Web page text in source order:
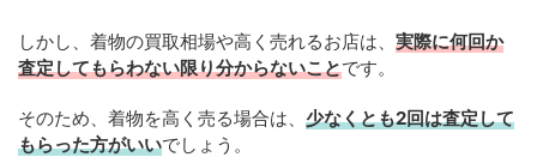
しかし、着物の買取相場や高く売れるお店は、 実際に何回か
査定してもらわない限り分からないことです。
そのため、着物を高く売る場合は、 少なくとも2回は査定して
もらった方がいいでしょう。